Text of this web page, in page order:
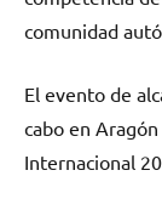
comunidad
El evento de
cabo en
Internacional